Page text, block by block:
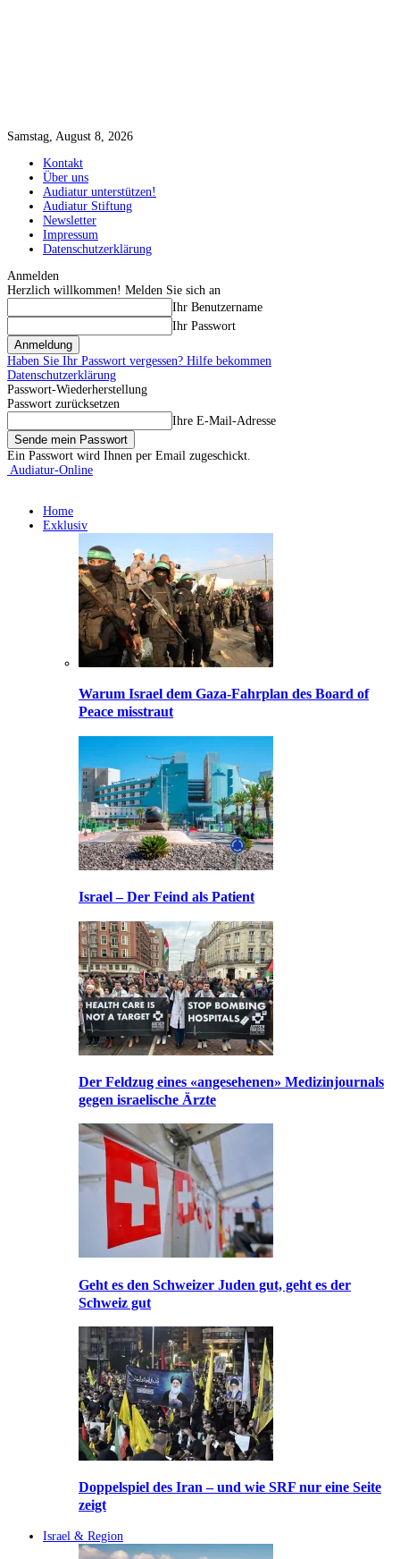
Samstag, August 8, 2026
Kontakt
Über uns
Audiatur unterstützen!
Audiatur Stiftung
Newsletter
Impressum
Datenschutzerklärung
Anmelden
Herzlich willkommen! Melden Sie sich an
Ihr Benutzername
Ihr Passwort
Haben Sie Ihr Passwort vergessen? Hilfe bekommen
Datenschutzerklärung
Passwort-Wiederherstellung
Passwort zurücksetzen
Ihre E-Mail-Adresse
Ein Passwort wird Ihnen per Email zugeschickt.
Audiatur-Online
Home
Exklusiv
Warum Israel dem Gaza-Fahrplan des Board of
Peace misstraut
Israel – Der Feind als Patient
Der Feldzug eines «angesehenen» Medizinjournals
gegen israelische Ärzte
Geht es den Schweizer Juden gut, geht es der
Schweiz gut
Doppelspiel des Iran – und wie SRF nur eine Seite
zeigt
Israel & Region